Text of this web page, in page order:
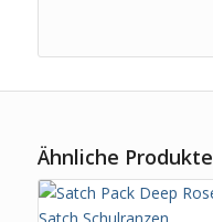
Ähnliche Produkte